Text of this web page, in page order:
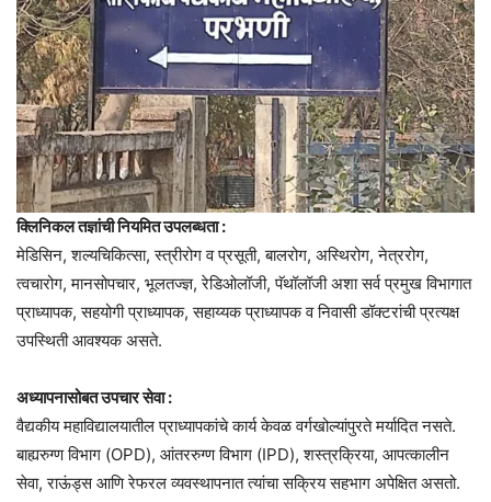
क्लिनिकल तज्ञांची नियमित उपलब्धता :
मेडिसिन, शल्यचिकित्सा, स्त्रीरोग व प्रसूती, बालरोग, अस्थिरोग, नेत्ररोग,
त्वचारोग, मानसोपचार, भूलतज्ज्ञ, रेडिओलॉजी, पॅथॉलॉजी अशा सर्व प्रमुख विभागात
प्राध्यापक, सहयोगी प्राध्यापक, सहाय्यक प्राध्यापक व निवासी डॉक्टरांची प्रत्यक्ष
उपस्थिती आवश्यक असते.
अध्यापनासोबत उपचार सेवा :
वैद्यकीय महाविद्यालयातील प्राध्यापकांचे कार्य केवळ वर्गखोल्यांपुरते मर्यादित नसते.
बाह्यरुग्ण विभाग (OPD), आंतररुग्ण विभाग (IPD), शस्त्रक्रिया, आपत्कालीन
सेवा, राऊंड्स आणि रेफरल व्यवस्थापनात त्यांचा सक्रिय सहभाग अपेक्षित असतो.